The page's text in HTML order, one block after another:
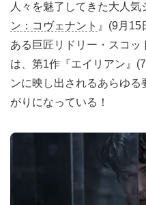
人々を魅了してきた大人
ン：コヴェナント 』(9月15
ある巨匠リドリー・スコ
は、第1作『エイリアン』
ンに映し出されるあらゆ
がりになっている！